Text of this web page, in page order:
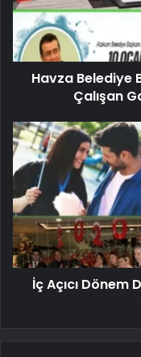
Havza Belediye
Çalışan
İç Açıcı Dönem